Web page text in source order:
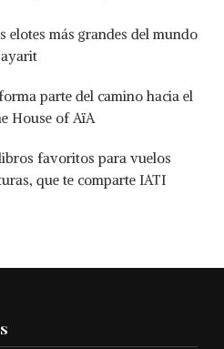
elotes más grandes del mundo
parte del camino hacia el
House of AïA
favoritos para vuelos
que te comparte IATI